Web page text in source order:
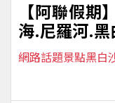
【阿聯假
海.尼羅河.
網路話題景點黑白